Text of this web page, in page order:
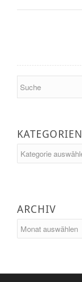
KATEGORIEN
ARCHIV